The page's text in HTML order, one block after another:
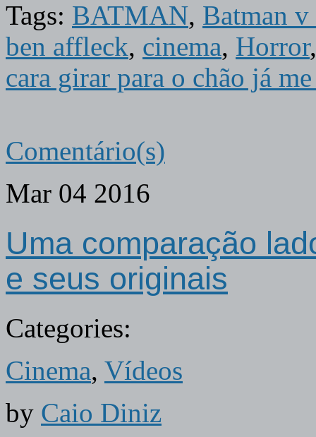
Tags: BATMAN, Batman v
ben affleck, cinema, Horror
cara girar para o chão já
Comentário(s)
Mar 04 2016
Uma comparação
e seus originais
Categories:
Cinema, Vídeos
by Caio Diniz